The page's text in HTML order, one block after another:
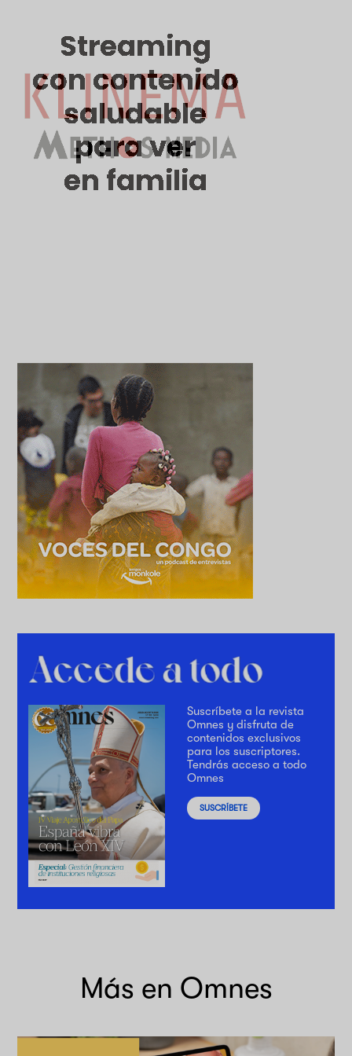
Suscríbete a la revista
Omnes y disfruta de
contenidos exclusivos
para los suscriptores.
Tendrás acceso a todo
Omnes
SUSCRÍBETE
Más en Omnes